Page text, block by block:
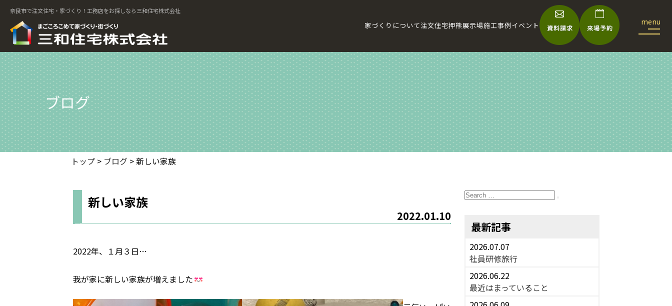
奈良市で注文住宅・家づくり！工務店をお探しなら三和住宅株式会社
家づくりについて注文住宅押熊展示場施工事例イベント
ブログ
トップ > ブログ > 新しい家族
新しい家族
2022.01.10
2022年、１月３日…
我が家に新しい家族が増えました
Search
for:
最新記事
2026.07.07
社員研修旅行
2026.06.22
最近はまっていること